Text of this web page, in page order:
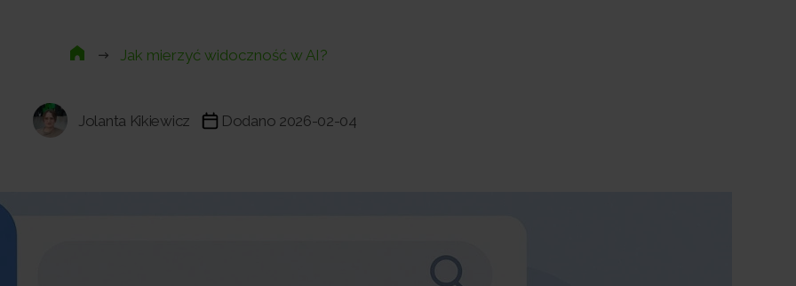
Jak mierzyć widoczność w AI?
Jolanta Kikiewicz Dodano 2026-02-04